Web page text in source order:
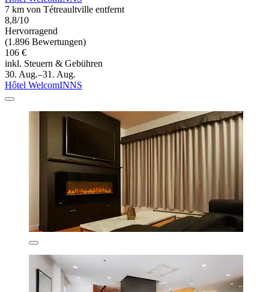
7 km von Tétreaultville entfernt
8,8/10
Hervorragend
(1.896 Bewertungen)
106 €
inkl. Steuern & Gebühren
30. Aug.–31. Aug.
Hôtel WelcomINNS